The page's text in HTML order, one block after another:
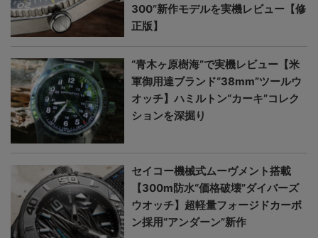
300”新作モデルを実機レビュー【修
正版】
“青木ヶ原樹海”で実機レビュー【米
軍御用達ブランド“38mm”ツールウ
オッチ】ハミルトン“カーキ”コレク
ションを深掘り
セイコー機械式ムーヴメント搭載
【300m防水“価格破壊”ダイバーズ
ウオッチ】超軽量フォージドカーボ
ン採用“アンダーン”新作